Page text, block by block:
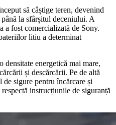
să câștige teren, devenind
la sfârșitul deceniului. A
a fost comercializată de Sony.
litiu a determinat
energetică mai mare,
și descărcării. Pe de altă
sigure pentru încărcare și
instrucțiunile de siguranță